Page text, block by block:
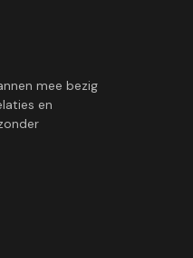
mee bezig
en